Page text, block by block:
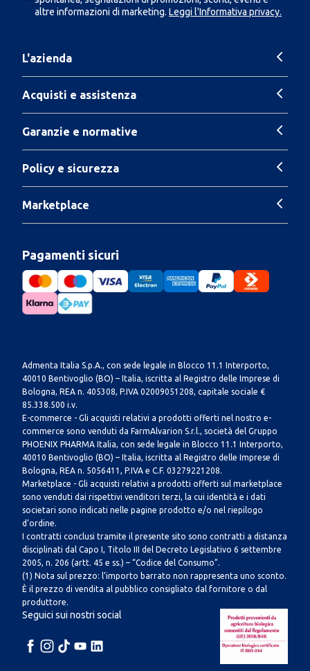
altre informazioni di marketing. Leggi l'Informativa privacy.
L'azienda
Acquisti e assistenza
Garanzie e normative
Policy e sicurezza
Marketplace
Pagamenti sicuri
Admenta Italia S.p.A., con sede legale in Blocco 11.1 Interporto,
40010 Bentivoglio (BO) – Italia, iscritta al Registro delle Imprese di
Bologna, REA n. 405308, P.IVA 02009051208, capitale sociale €
85.338.500 i.v.
E-commerce - Gli acquisti relativi a prodotti offerti nel nostro e-
commerce sono venduti da FarmAlvarion S.r.l., società del Gruppo
PHOENIX PHARMA Italia, con sede legale in Blocco 11.1 Interporto,
40010 Bentivoglio (BO) – Italia, iscritta al Registro delle Imprese di
Bologna, REA n. 5056411, P.IVA e C.F. 03279221208.
Marketplace - Gli acquisti relativi a prodotti offerti sul marketplace
sono venduti dai rispettivi venditori terzi, la cui identità e i dati
societari sono indicati nelle pagine prodotto e/o nel riepilogo
d’ordine.
I contratti conclusi tramite il presente sito sono contratti a distanza
disciplinati dal Capo I, Titolo III del Decreto Legislativo 6 settembre
2005, n. 206 (artt. 45 e ss.) – “Codice del Consumo”.
(1) Nota sul prezzo: l’importo barrato non rappresenta uno sconto.
È il prezzo di vendita al pubblico consigliato dal fornitore o dal
produttore.
Seguici sui nostri social